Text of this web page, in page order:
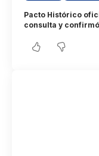
Pacto Histórico
consulta y